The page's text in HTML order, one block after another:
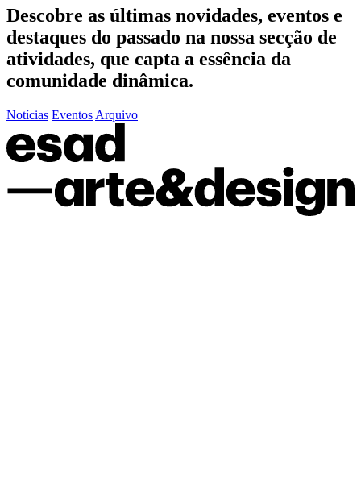
Descobre as últimas novidades, eventos e
destaques do passado na nossa secção de
atividades, que capta a essência da
comunidade dinâmica.
Notícias Eventos Arquivo